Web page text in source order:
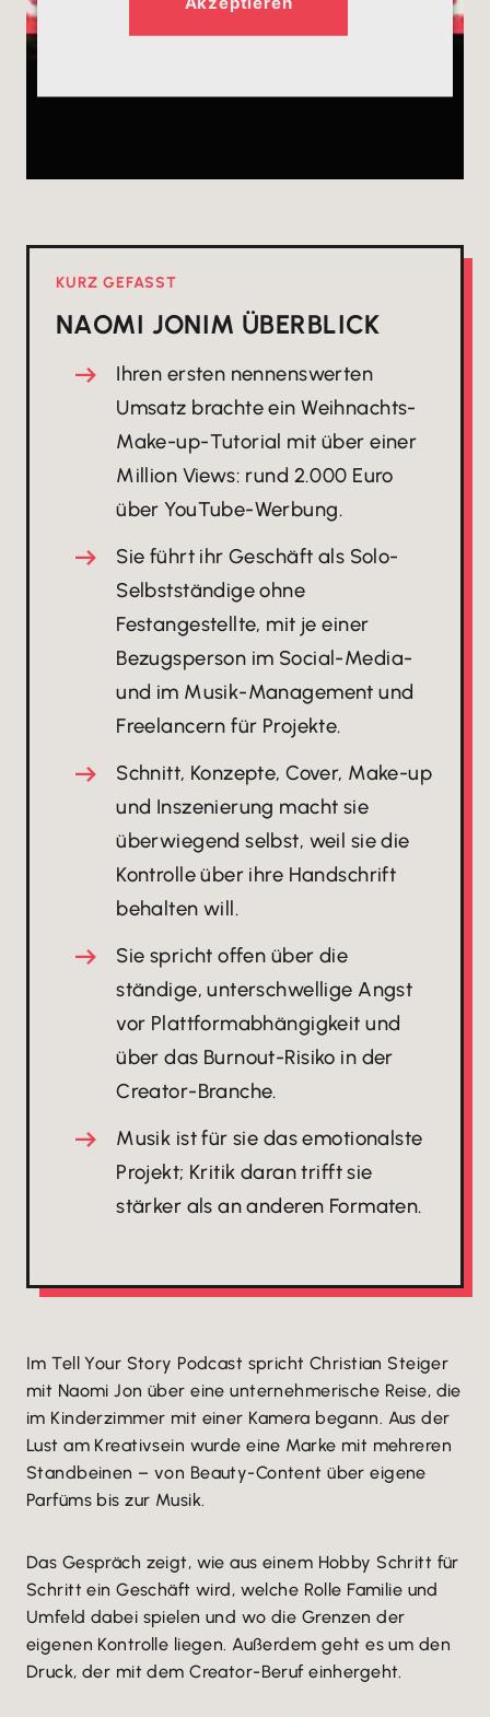
KURZ GEFASST
NAOMI JONIM ÜBERBLICK
Ihren ersten nennenswerten
Umsatz brachte ein Weihnachts-
Make-up-Tutorial mit über einer
Million Views: rund 2.000 Euro
über YouTube-Werbung.
Sie führt ihr Geschäft als Solo-
Selbstständige ohne
Festangestellte, mit je einer
Bezugsperson im Social-Media-
und im Musik-Management und
Freelancern für Projekte.
Schnitt, Konzepte, Cover, Make-up
und Inszenierung macht sie
überwiegend selbst, weil sie die
Kontrolle über ihre Handschrift
behalten will.
Sie spricht offen über die
ständige, unterschwellige Angst
vor Plattformabhängigkeit und
über das Burnout-Risiko in der
Creator-Branche.
Musik ist für sie das emotionalste
Projekt; Kritik daran trifft sie
stärker als an anderen Formaten.
Im Tell Your Story Podcast spricht Christian Steiger
mit Naomi Jon über eine unternehmerische Reise, die
im Kinderzimmer mit einer Kamera begann. Aus der
Lust am Kreativsein wurde eine Marke mit mehreren
Standbeinen – von Beauty-Content über eigene
Parfüms bis zur Musik.
Das Gespräch zeigt, wie aus einem Hobby Schritt für
Schritt ein Geschäft wird, welche Rolle Familie und
Umfeld dabei spielen und wo die Grenzen der
eigenen Kontrolle liegen. Außerdem geht es um den
Druck, der mit dem Creator-Beruf einhergeht.